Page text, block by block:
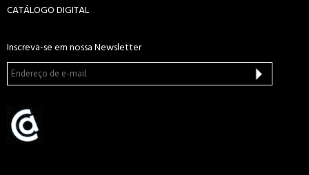
CATÁLOGO DIGITAL
Inscreva-se em nossa Newsletter